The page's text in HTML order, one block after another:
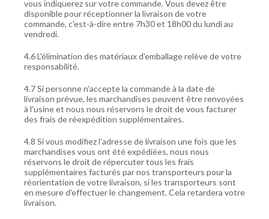
vous indiquerez sur votre commande. Vous devez être
disponible pour réceptionner la livraison de votre
commande, c'est-à-dire entre 7h30 et 18h00 du lundi au
vendredi.
4.6 L'élimination des matériaux d'emballage relève de votre
responsabilité.
4.7 Si personne n'accepte la commande à la date de
livraison prévue, les marchandises peuvent être renvoyées
à l'usine et nous nous réservons le droit de vous facturer
des frais de réexpédition supplémentaires.
4.8 Si vous modifiez l'adresse de livraison une fois que les
marchandises vous ont été expédiées, nous nous
réservons le droit de répercuter tous les frais
supplémentaires facturés par nos transporteurs pour la
réorientation de votre livraison, si les transporteurs sont
en mesure d'effectuer le changement. Cela retardera votre
livraison.